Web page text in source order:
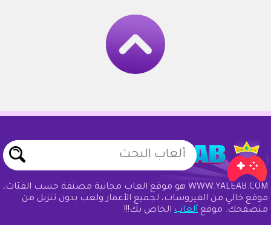
WWW.YALEAB.COM هو موقع ألعاب مجانية مصنفة حسب الفئات،
موقع خالي من الفيروسات، لجميع الأعمار ولعب بدون تنزيل من
متصفحك. موقع ألعاب الخاص بك!!!